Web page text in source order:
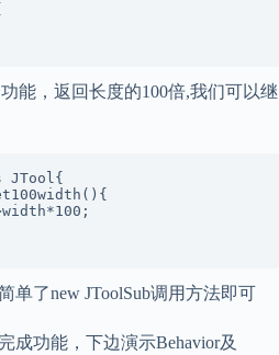
能，返回长度的100倍,我们可以继
JTool{
单了new JToolSub调用方法即可
成功能，下边演示Behavior及